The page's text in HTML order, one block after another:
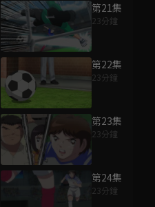
第21集
23分鐘
第22集
23分鐘
第23集
23分鐘
第24集
23分鐘